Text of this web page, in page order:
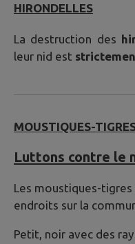
HIRONDELLES
La destruction des
leur nid est
MOUSTIQUES-
Luttons contre le
Les moustiques-
endroits sur la
Petit, noir avec des